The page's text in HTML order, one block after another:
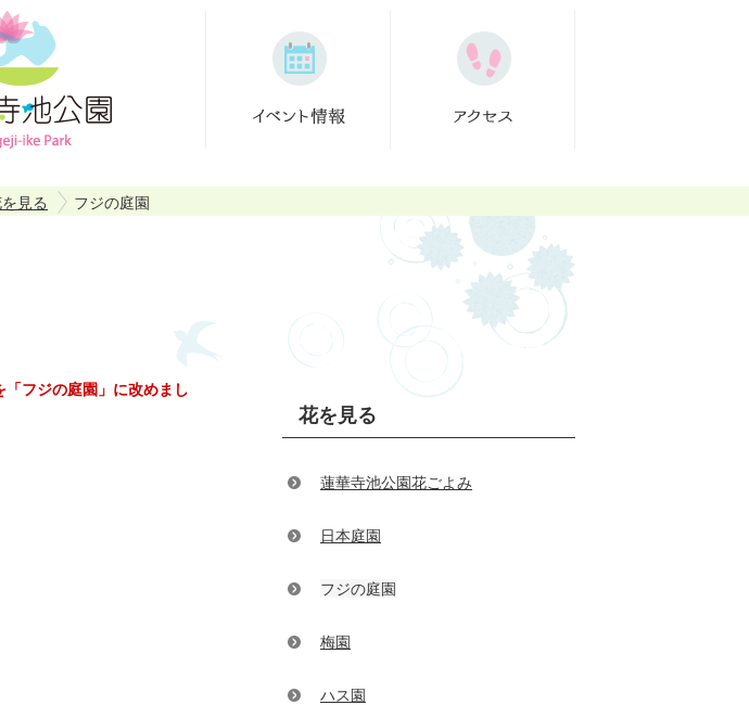
見る フジの庭園
「フジの庭園」に改めまし
花を見る
蓮華寺池公園花ごよみ
日本庭園
フジの庭園
梅園
ハス園